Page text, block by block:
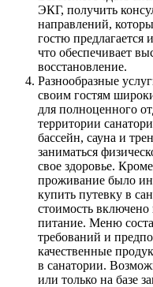
ЭКГ, получить
направлений,
гостю
что обеспечивает
восстановление.
Разнообразные
своим гостям
для полноценного
территории
бассейн, сауна и
заниматься
свое здоровье.
проживание было
купить путевку в
стоимость включено
питание. Меню
требований и
качественные
в санатории.
или только на базе